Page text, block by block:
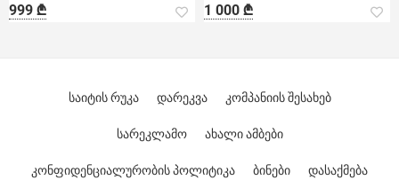
999 ₾ 1 000 ₾
საიტის რუკა დარეკვა კომპანიის შესახებ
სარეკლამო ახალი ამბები
კონფიდენციალურობის პოლიტიკა ბინები დასაქმება